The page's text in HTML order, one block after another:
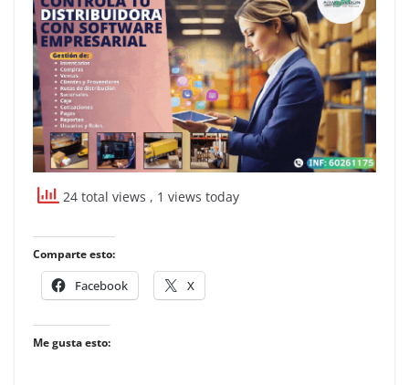
24 total views , 1 views today
Comparte esto:
Facebook X
Me gusta esto: